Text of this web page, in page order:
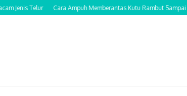
Telur Cara Ampuh Memberantas Kutu Rambut Sampai